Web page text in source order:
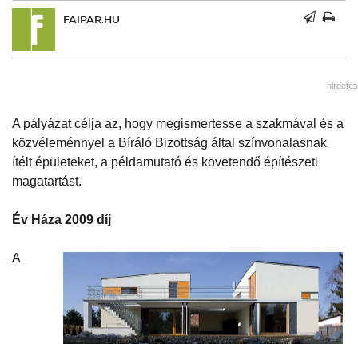
FAIPAR.HU
hirdetés
A pályázat célja az, hogy megismertesse a szakmával és a
közvéleménnyel a Bíráló Bizottság által színvonalasnak
ítélt épületeket, a példamutató és követendő építészeti
magatartást.
Év Háza 2009 díj
A